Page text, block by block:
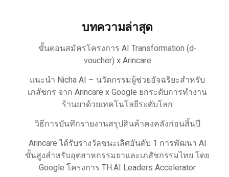
บทความล่าสุด
ขั้นตอนสมัครโครงการ AI Transformation (d-
voucher) x Arincare
แนะนำ Nicha AI – นวัตกรรมผู้ช่วยอัจฉริยะสำหรับ
เภสัชกร จาก Arincare x Google ยกระดับการทำงาน
ร้านยาด้วยเทคโนโลยีระดับโลก
วิธีการบันทึกรายงานสรุปสินค้าคงคลังก่อนสิ้นปี
Arincare ได้รับรางวัลชนะเลิศอันดับ 1 การพัฒนา AI
ขั้นสูงสำหรับอุตสาหกรรมยาและเภสัชกรรมไทย โดย
Google โครงการ TH.AI Leaders Accelerator